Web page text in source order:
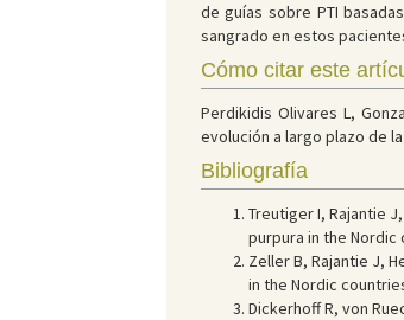
de guías sobre PTI
sangrado en estos
Cómo citar este
Perdikidis Olivares L,
evolución a largo plazo de
Bibliografía
Treutiger I, Rajantie
purpura in the Nordic
Zeller B, Rajantie J,
in the Nordic
Dickerhoff R, von